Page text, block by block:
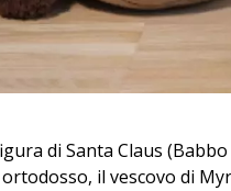
di Santa Claus
il vescovo di